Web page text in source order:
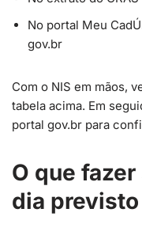
No portal Meu
gov.br
Com o NIS em mãos,
tabela acima. Em
portal gov.br para
O que
dia previsto